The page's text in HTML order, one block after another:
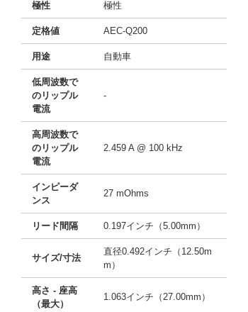
極性 極性
定格値 AEC-Q200
用途 自動車
低周波数で
のリップル
電流
-
高周波数で
のリップル
電流
2.459 A @ 100 kHz
インピーダ
ンス
27 mOhms
リード間隔 0.197インチ（5.00mm）
サイズ/寸法
直径0.492インチ（12.50m
m）
高さ - 座高
（最大）
1.063インチ（27.00mm）